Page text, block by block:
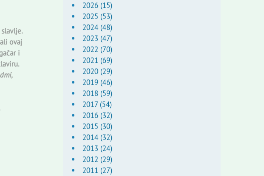
ovaj
i
2026 (15)
2025 (53)
2024 (48)
2023 (47)
2022 (70)
2021 (69)
2020 (29)
2019 (46)
2018 (59)
2017 (54)
2016 (32)
2015 (30)
2014 (32)
2013 (24)
2012 (29)
2011 (27)